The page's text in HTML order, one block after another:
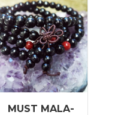
MUST MALA-